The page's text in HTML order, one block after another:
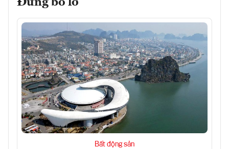
Bất động sản